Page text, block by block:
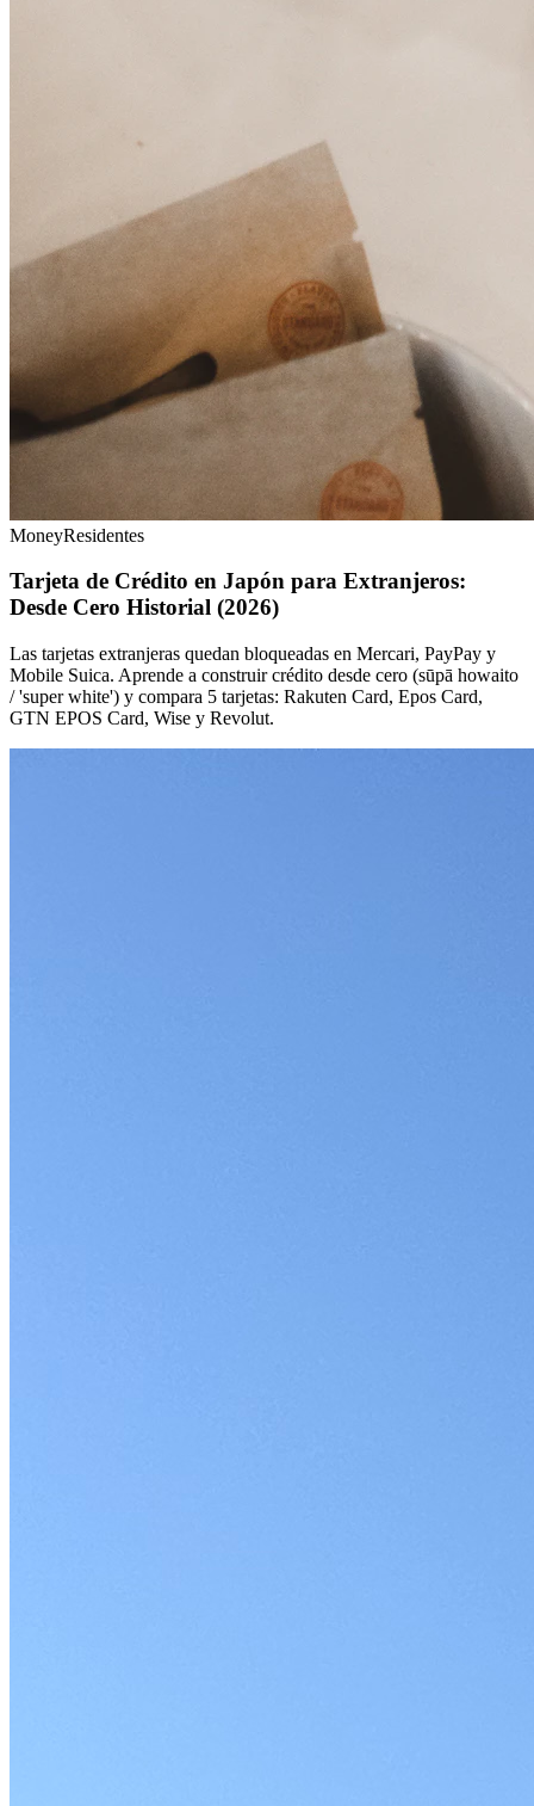
MoneyResidentes
Tarjeta de Crédito en Japón para Extranjeros:
Desde Cero Historial (2026)
Las tarjetas extranjeras quedan bloqueadas en Mercari, PayPay y
Mobile Suica. Aprende a construir crédito desde cero (sūpā howaito
/ 'super white') y compara 5 tarjetas: Rakuten Card, Epos Card,
GTN EPOS Card, Wise y Revolut.